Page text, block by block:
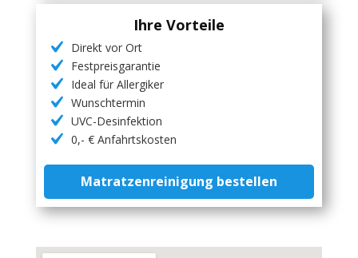
Ihre Vorteile
Direkt vor Ort
Festpreisgarantie
Ideal für Allergiker
Wunschtermin
UVC-Desinfektion
0,- € Anfahrtskosten
Matratzenreinigung bestellen